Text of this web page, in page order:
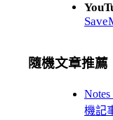
隨機文章推薦
機記